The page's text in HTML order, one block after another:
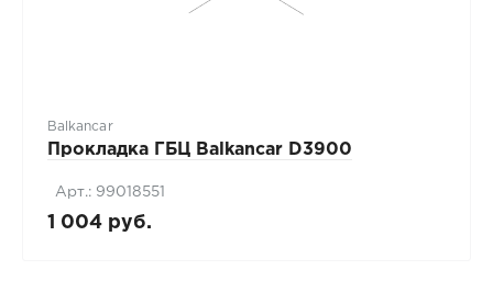
Balkancar
Прокладка ГБЦ Balkancar D3900
Арт.: 99018551
1 004 руб.